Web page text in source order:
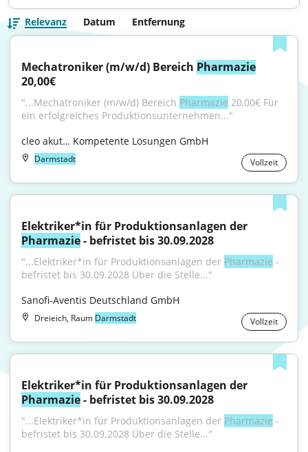
Relevanz Datum Entfernung
Mechatroniker (m/w/d) Bereich Pharmazie
20,00€
"...Mechatroniker (m/w/d) Bereich Pharmazie 20,00€ Für
ein erfolgreiches Produktionsunternehmen..."
cleo akut… Kompetente Lösungen GmbH
Darmstadt Vollzeit
Pharmazie - befristet bis 30.09.2028
"...Elektriker*in für Produktionsanlagen der Pharmazie -
befristet bis 30.09.2028 Über die Stelle..."
Sanofi-Aventis Deutschland GmbH
Dreieich, Raum Darmstadt Vollzeit
Pharmazie - befristet bis 30.09.2028
"...Elektriker*in für Produktionsanlagen der Pharmazie -
befristet bis 30.09.2028 Über die Stelle..."